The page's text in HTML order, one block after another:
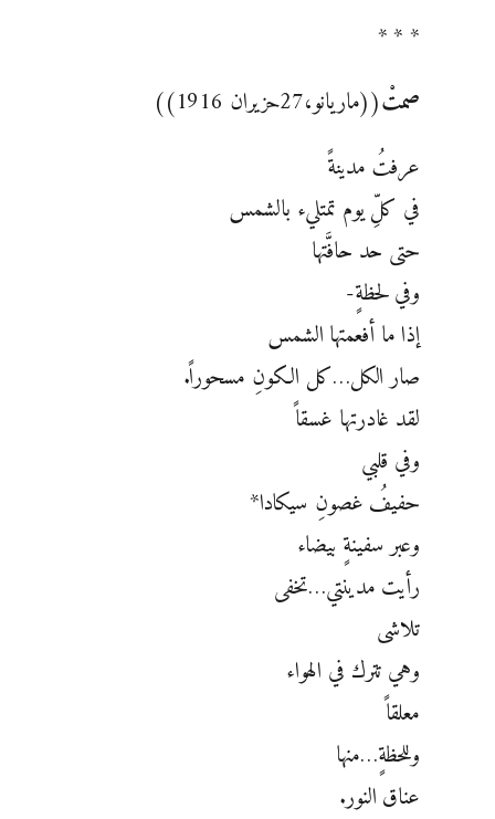
* * *
صمتْ‏((ماريانو،27حزيران 1916))‏
عرفتُ مدينةً
في كلِّ يوم تمتليء بالشمس
حتى حد حافَّتها
وفي لحظةٍ-‏
إذا ما أفعمتها الشمس
صار الكل…كل الكونِ مسحوراً.‏
لقد غادرتها غسقاً
وفي قلبي
حفيفُ غصونِ سيكادا*‏
وعبر سفينةٍ بيضاء
رأيت مدينتي…تخفى
تلاشى
وهي تترك في الهواء
معلقاً
وللحظةٍ…منها
عناق النور.